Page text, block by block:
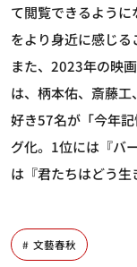
て閲覧できるよう
をより身近に感じる
また、2023年の映
は、柄本佑、斎藤
好き57名が「今年
グ化。1位には『バ
は『君たちはどう生
文藝春秋